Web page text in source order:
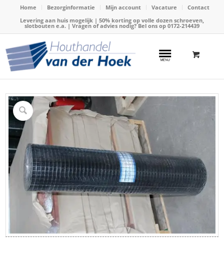
Home Bezorginformatie Mijn account Vacature
Contact
Levering aan huis mogelijk | 50% korting op volle dozen schroeven,
slotbouten e.a. | Vragen of advies nodig? Bel ons op 0172-214439
Home / Webshop / Gaas en draad / Tuingaas /
Gaas PVC zwart 19x19mmx100cmx25m, 0.8/1.1mm